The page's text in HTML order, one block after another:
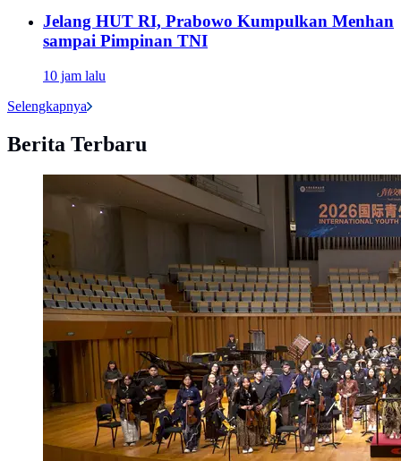
Jelang HUT RI, Prabowo Kumpulkan Menhan
sampai Pimpinan TNI
10 jam lalu
Selengkapnya
Berita Terbaru